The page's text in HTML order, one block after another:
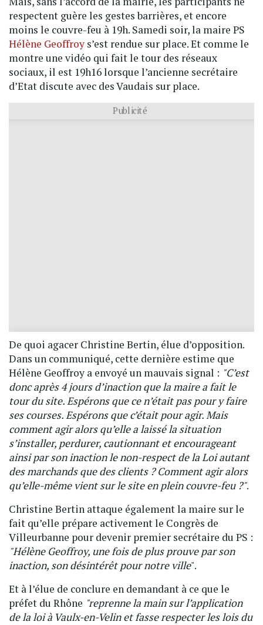
respectent guère les gestes barrières, et encore
moins le couvre-feu à 19h. Samedi soir, la maire PS
Hélène Geoffroy s’est rendue sur place. Et comme le
montre une vidéo qui fait le tour des réseaux
sociaux, il est 19h16 lorsque l’ancienne secrétaire
d’Etat discute avec des Vaudais sur place.
Publicité
De quoi agacer Christine Bertin, élue d’opposition.
Dans un communiqué, cette dernière estime que
Hélène Geoffroy a envoyé un mauvais signal : "C’est
donc après 4 jours d’inaction que la maire a fait le
tour du site. Espérons que ce n’était pas pour y faire
ses courses. Espérons que c’était pour agir. Mais
comment agir alors qu’elle a laissé la situation
s’installer, perdurer, cautionnant et encourageant
ainsi par son inaction le non-respect de la Loi autant
des marchands que des clients ? Comment agir alors
qu’elle-même vient sur le site en plein couvre-feu ?".
Christine Bertin attaque également la maire sur le
fait qu’elle prépare activement le Congrès de
Villeurbanne pour devenir premier secrétaire du PS :
"Hélène Geoffroy, une fois de plus prouve par son
inaction, son désintérêt pour notre ville".
Et à l’élue de conclure en demandant à ce que le
préfet du Rhône "reprenne la main sur l’application
de la loi à Vaulx-en-Velin et fasse respecter les lois du